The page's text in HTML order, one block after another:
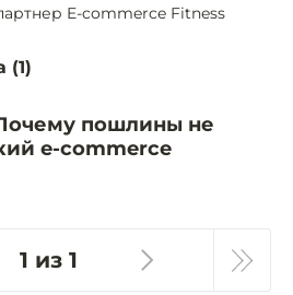
E-commerce Fitness
(1)
пошлины не
e-commerce
1 из 1